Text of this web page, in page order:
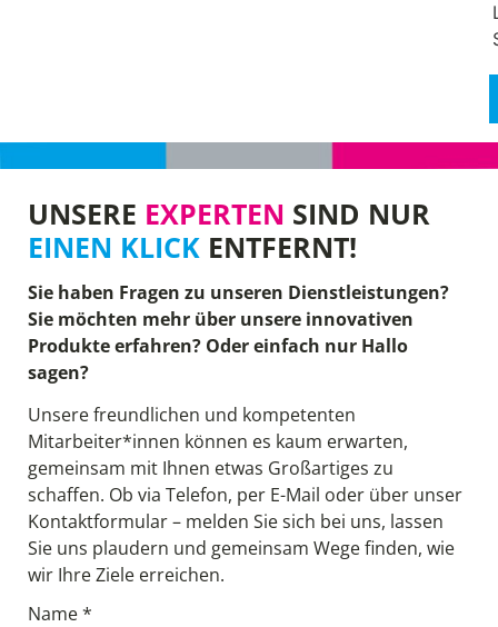
UNSERE EXPERTEN SIND NUR
EINEN KLICK ENTFERNT!
Sie haben Fragen zu unseren Dienstleistungen?
Sie möchten mehr über unsere innovativen
Produkte erfahren? Oder einfach nur Hallo
sagen?
Unsere freundlichen und kompetenten
Mitarbeiter*innen können es kaum erwarten,
gemeinsam mit Ihnen etwas Großartiges zu
schaffen. Ob via Telefon, per E-Mail oder über unser
Kontaktformular – melden Sie sich bei uns, lassen
Sie uns plaudern und gemeinsam Wege finden, wie
wir Ihre Ziele erreichen.
Name *